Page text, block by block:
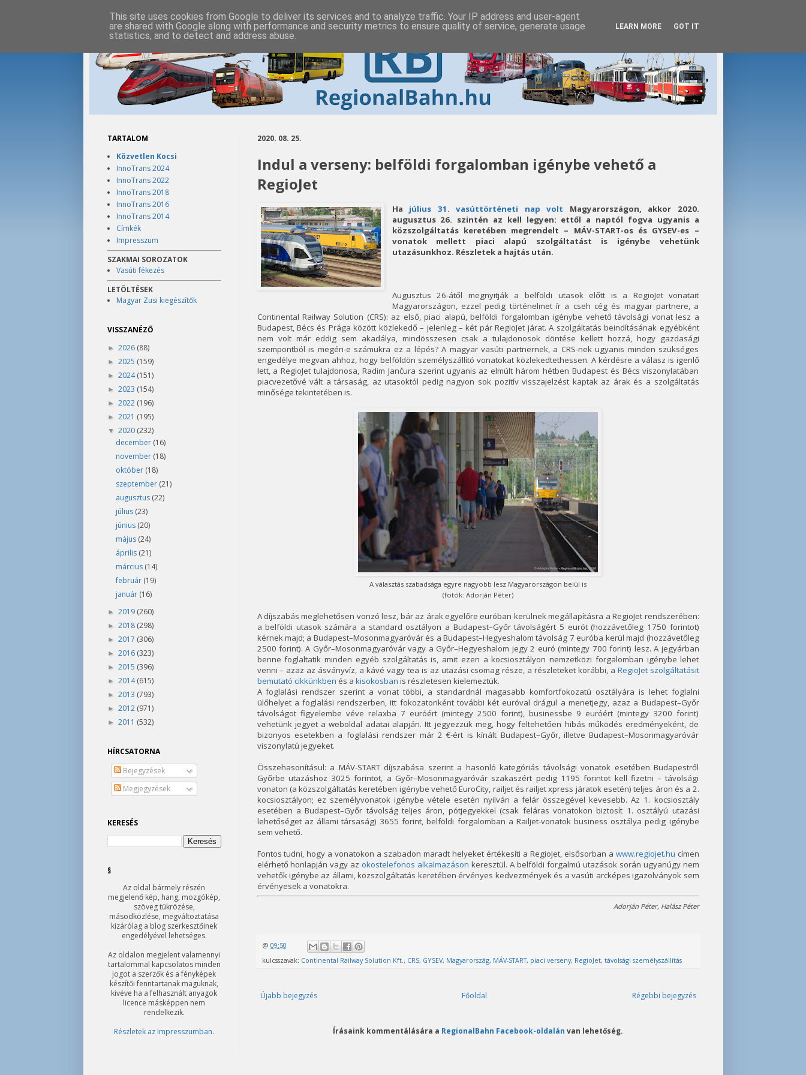
2020. 08. 25.
Indul a verseny: belföldi forgalomban igénybe vehető a
RegioJet
Ha július 31. vasúttörténeti nap volt Magyarországon, akkor 2020.
augusztus 26. szintén az kell legyen: ettől a naptól fogva ugyanis a
közszolgáltatás keretében megrendelt – MÁV-START-os és GYSEV-es –
vonatok mellett piaci alapú szolgáltatást is igénybe vehetünk
utazásunkhoz. Részletek a hajtás után.
Augusztus 26-átől megnyitják a belföldi utasok előtt is a RegioJet vonatait
Magyarországon, ezzel pedig történelmet ír a cseh cég és magyar partnere, a
Continental Railway Solution (CRS): az első, piaci alapú, belföldi forgalomban igénybe vehető távolsági vonat lesz a
Budapest, Bécs és Prága között közlekedő – jelenleg – két pár RegioJet járat. A szolgáltatás beindításának egyébként
nem volt már eddig sem akadálya, mindösszesen csak a tulajdonosok döntése kellett hozzá, hogy gazdasági
szempontból is megéri-e számukra ez a lépés? A magyar vasúti partnernek, a CRS-nek ugyanis minden szükséges
engedélye megvan ahhoz, hogy belföldön személyszállító vonatokat közlekedtethessen. A kérdésre a válasz is igenlő
lett, a RegioJet tulajdonosa, Radim Jančura szerint ugyanis az elmúlt három hétben Budapest és Bécs viszonylatában
piacvezetővé vált a társaság, az utasoktól pedig nagyon sok pozitív visszajelzést kaptak az árak és a szolgáltatás
minősége tekintetében is.
A választás szabadsága egyre nagyobb lesz Magyarországon belül is
(fotók: Adorján Péter)
A díjszabás meglehetősen vonzó lesz, bár az árak egyelőre euróban kerülnek megállapításra a RegioJet rendszerében:
a belföldi utasok számára a standard osztályon a Budapest–Győr távolságért 5 eurót (hozzávetőleg 1750 forintot)
kérnek majd; a Budapest–Mosonmagyaróvár és a Budapest–Hegyeshalom távolság 7 euróba kerül majd (hozzávetőleg
2500 forint). A Győr–Mosonmagyaróvár vagy a Győr–Hegyeshalom jegy 2 euró (mintegy 700 forint) lesz. A jegyárban
benne foglaltatik minden egyéb szolgáltatás is, amit ezen a kocsiosztályon nemzetközi forgalomban igénybe lehet
venni – azaz az ásványvíz, a kávé vagy tea is az utazási csomag része, a részleteket korábbi, a RegioJet szolgáltatásit
bemutató cikkünkben és a kisokosban is részletesen kielemeztük.
A foglalási rendszer szerint a vonat többi, a standardnál magasabb komfortfokozatú osztályára is lehet foglalni
ülőhelyet a foglalási rendszerben, itt fokozatonként további két euróval drágul a menetjegy, azaz a Budapest–Győr
távolságot figyelembe véve relaxba 7 euróért (mintegy 2500 forint), businessbe 9 euróért (mintegy 3200 forint)
vehetünk jegyet a weboldal adatai alapján. Itt jegyezzük meg, hogy feltehetően hibás működés eredményeként, de
bizonyos esetekben a foglalási rendszer már 2 €-ért is kínált Budapest–Győr, illetve Budapest–Mosonmagyaróvár
viszonylatú jegyeket.
Összehasonításul: a MÁV-START díjszabása szerint a hasonló kategóriás távolsági vonatok esetében Budapestről
Győrbe utazáshoz 3025 forintot, a Győr–Mosonmagyaróvár szakaszért pedig 1195 forintot kell fizetni – távolsági
vonaton (a közszolgáltatás keretében igénybe vehető EuroCity, railjet és railjet xpress járatok esetén) teljes áron és a 2.
kocsiosztályon; ez személyvonatok igénybe vétele esetén nyilván a felár összegével kevesebb. Az 1. kocsiosztály
esetében a Budapest–Győr távolság teljes áron, pótjegyekkel (csak feláras vonatokon biztosít 1. osztályú utazási
lehetőséget az állami társaság) 3655 forint, belföldi forgalomban a Railjet-vonatok business osztálya pedig igénybe
sem vehető.
Fontos tudni, hogy a vonatokon a szabadon maradt helyeket értékesíti a RegioJet, elsősorban a www.regiojet.hu címen
elérhető honlapján vagy az okostelefonos alkalmazáson keresztül. A belföldi forgalmú utazások során ugyanúgy nem
vehetők igénybe az állami, közszolgáltatás keretében érvényes kedvezmények és a vasúti arcképes igazolványok sem
érvényesek a vonatokra.
Adorján Péter, Halász Péter
@ 09:50
kulcsszavak: Continental Railway Solution Kft. , CRS, GYSEV, Magyarország, MÁV-START, piaci verseny, RegioJet, távolsági személyszállítás
Újabb bejegyzés Régebbi bejegyzés
Főoldal
Írásaink kommentálására a RegionalBahn Facebook-oldalán van lehetőség.
TARTALOM
Közvetlen Kocsi
InnoTrans 2024
InnoTrans 2022
InnoTrans 2018
InnoTrans 2016
InnoTrans 2014
Címkék
Impresszum
SZAKMAI SOROZATOK
Vasúti fékezés
LETÖLTÉSEK
Magyar Zusi kiegészítők
VISSZANÉZŐ
► 2026 (88)
► 2025 (159)
► 2024(151)
► 2023 (154)
► 2022 (196)
► 2021 (195)
▼ 2020 (232)
december (16)
november (18)
október (18)
szeptember (21)
augusztus (22)
július (23)
június (20)
május (24)
április (21)
március (14)
február (19)
január (16)
► 2019 (260)
► 2018 (298)
► 2017 (306)
► 2016 (323)
► 2015 (396)
► 2014(615)
► 2013 (793)
► 2012 (971)
► 2011 (532)
HÍRCSATORNA
Bejegyzések
Megjegyzések
KERESÉS
§
Az oldal bármely részén
megjelenő kép, hang, mozgókép,
szöveg tükrözése,
másodközlése, megváltoztatása
kizárólag a blog szerkesztőinek
engedélyével lehetséges.
Az oldalon megjelent valamennyi
tartalommal kapcsolatos minden
jogot a szerzők és a fényképek
készítői fenntartanak maguknak,
kivéve ha a felhasznált anyagok
licence másképpen nem
rendelkezik.
Részletek az Impresszumban.
This site uses cookies from Google to deliver its services and to analyze traffic. Your IP address and user-agent
are shared with Google along with performance and security metrics to ensure quality of service, generate usage
statistics, and to detect and address abuse.
LEARN MORE GOT IT